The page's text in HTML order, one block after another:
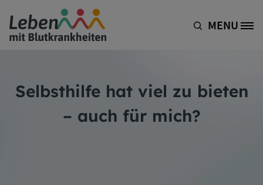
Site Logo MENU
Selbsthilfe hat viel zu bieten
– auch für mich?